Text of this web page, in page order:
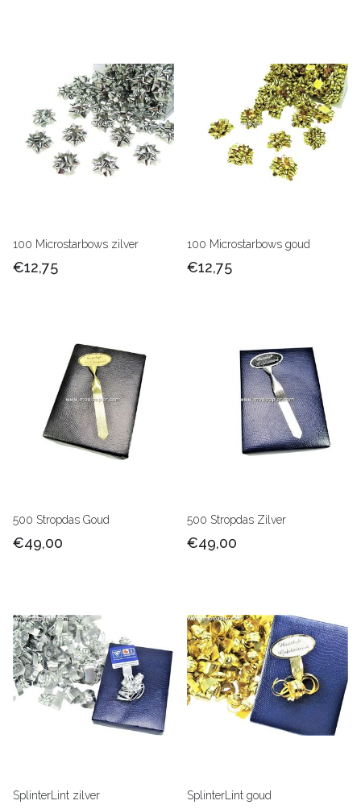
100 Microstarbows zilver
€12,75
100 Microstarbows goud
€12,75
500 Stropdas Goud
€49,00
500 Stropdas Zilver
€49,00
SplinterLint zilver SplinterLint goud